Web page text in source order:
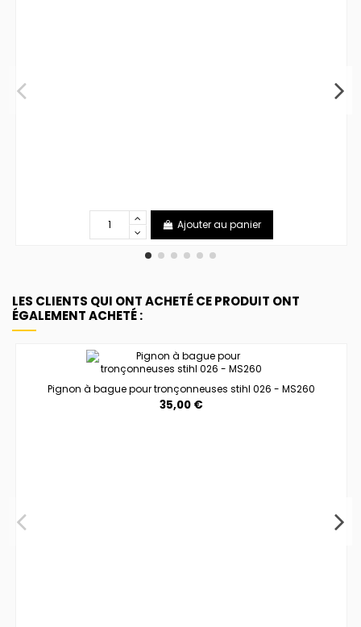
Ajouter au panier
LES CLIENTS QUI ONT ACHETÉ CE PRODUIT ONT
ÉGALEMENT ACHETÉ :
Pignon à bague pour tronçonneuses stihl 026 - MS260
35,00 €